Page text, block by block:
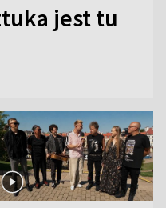
jest tu